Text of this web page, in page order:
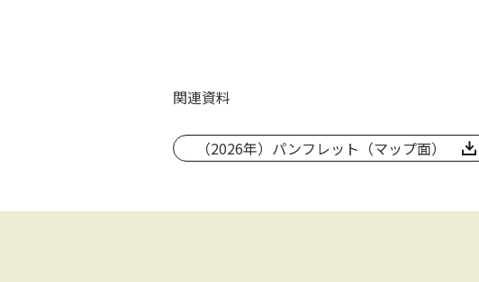
関連資料
（2026年）パンフレット（マップ面）